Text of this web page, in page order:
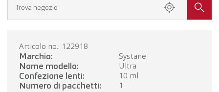
Trova negozio
Articolo no.: 122918
Marchio: Systane
Nome modello: Ultra
Confezione lenti: 10 ml
Numero di pacchetti: 1